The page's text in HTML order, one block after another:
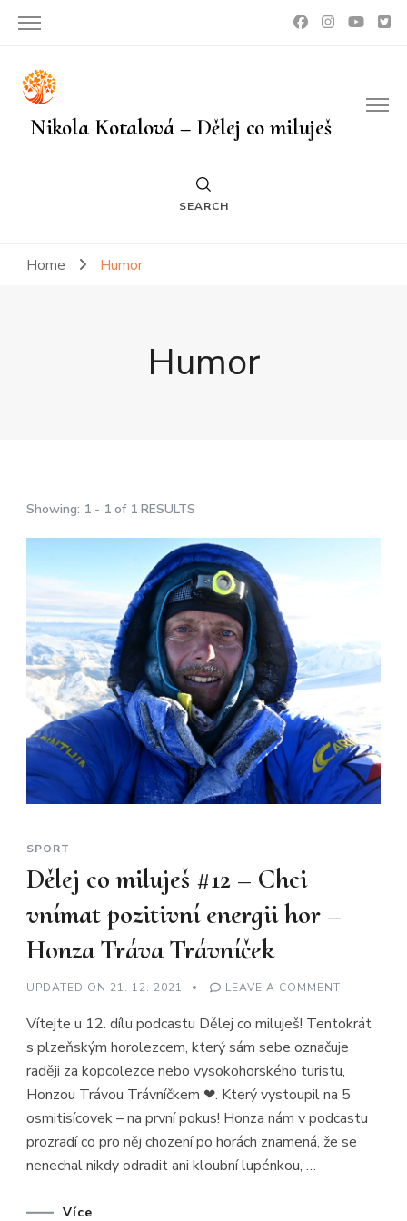
Nikola Kotalová – Dělej co miluješ
SEARCH
Home Humor
Humor
Showing: 1 - 1 of 1 RESULTS
SPORT
Dělej co miluješ #12 – Chci
vnímat pozitivní energii hor –
Honza Tráva Trávníček
UPDATED ON 21. 12. 2021 LEAVE A COMMENT
MILUJEŠ
–
VNÍMAT
POZITIVNÍ
ENERGII
HOR
–
HONZA
Vítejte u 12. dílu podcastu Dělej co miluješ! Tentokrát
s plzeňským horolezcem, který sám sebe označuje
raději za kopcolezce nebo vysokohorského turistu,
Honzou Trávou Trávníčkem ❤. Který vystoupil na 5
osmitisícovek – na první pokus! Honza nám v podcastu
prozradí co pro něj chození po horách znamená, že se
nenechal nikdy odradit ani kloubní lupénkou, …
Více